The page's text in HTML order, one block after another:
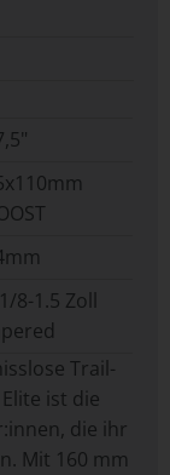
8-1.5 Zoll
Trail-
ist die
die ihr
Mit 160 mm